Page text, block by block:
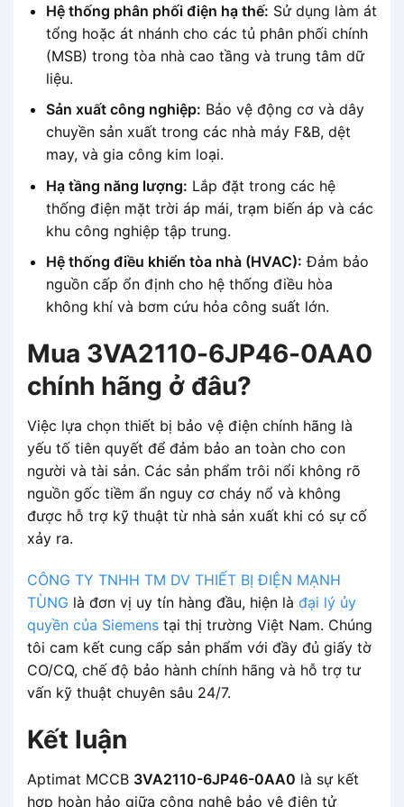
Hệ thống phân phối điện hạ thế: Sử dụng làm át
tổng hoặc át nhánh cho các tủ phân phối chính
(MSB) trong tòa nhà cao tầng và trung tâm dữ
liệu.
Sản xuất công nghiệp: Bảo vệ động cơ và dây
chuyền sản xuất trong các nhà máy F&B, dệt
may, và gia công kim loại.
Hạ tầng năng lượng: Lắp đặt trong các hệ
thống điện mặt trời áp mái, trạm biến áp và các
khu công nghiệp tập trung.
Hệ thống điều khiển tòa nhà (HVAC): Đảm bảo
nguồn cấp ổn định cho hệ thống điều hòa
không khí và bơm cứu hỏa công suất lớn.
Mua 3VA2110-6JP46-0AA0
chính hãng ở đâu?
Việc lựa chọn thiết bị bảo vệ điện chính hãng là
yếu tố tiên quyết để đảm bảo an toàn cho con
người và tài sản. Các sản phẩm trôi nổi không rõ
nguồn gốc tiềm ẩn nguy cơ cháy nổ và không
được hỗ trợ kỹ thuật từ nhà sản xuất khi có sự cố
xảy ra.
CÔNG TY TNHH TM DV THIẾT BỊ ĐIỆN MẠNH
TÙNG là đơn vị uy tín hàng đầu, hiện là đại lý ủy
quyền của Siemens tại thị trường Việt Nam. Chúng
tôi cam kết cung cấp sản phẩm với đầy đủ giấy tờ
CO/CQ, chế độ bảo hành chính hãng và hỗ trợ tư
vấn kỹ thuật chuyên sâu 24/7.
Kết luận
Aptimat MCCB 3VA2110-6JP46-0AA0 là sự kết
hợp hoàn hảo giữa công nghệ bảo vệ điện tử